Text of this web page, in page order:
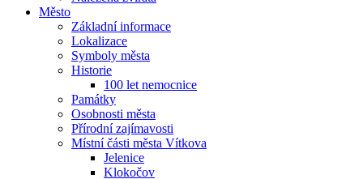
Město
Základní informace
Lokalizace
Symboly města
Historie
100 let nemocnice
Památky
Osobnosti města
Přírodní zajímavosti
Místní části města Vítkova
Jelenice
Klokočov